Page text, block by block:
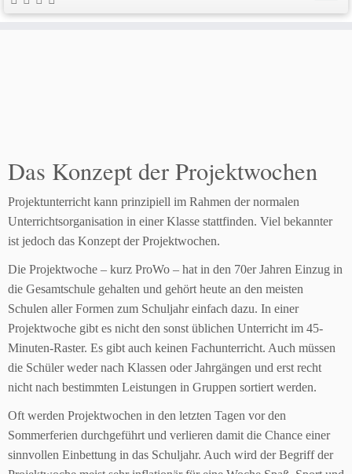
Das Konzept der Projektwochen
Projektunterricht kann prinzipiell im Rahmen der normalen
Unterrichtsorganisation in einer Klasse stattfinden. Viel bekannter
ist jedoch das Konzept der Projektwochen.
Die Projektwoche – kurz ProWo – hat in den 70er Jahren Einzug in
die Gesamtschule gehalten und gehört heute an den meisten
Schulen aller Formen zum Schuljahr einfach dazu. In einer
Projektwoche gibt es nicht den sonst üblichen Unterricht im 45-
Minuten-Raster. Es gibt auch keinen Fachunterricht. Auch müssen
die Schüler weder nach Klassen oder Jahrgängen und erst recht
nicht nach bestimmten Leistungen in Gruppen sortiert werden.
Oft werden Projektwochen in den letzten Tagen vor den
Sommerferien durchgeführt und verlieren damit die Chance einer
sinnvollen Einbettung in das Schuljahr. Auch wird der Begriff der